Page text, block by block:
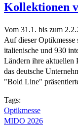
Kollektionen
Vom 31.1. bis zum
Auf dieser Optikmesse
italienische und 930
Ländern ihre aktuellen
das deutsche
"Bold Line"
Tags:
Optikmesse
MIDO 2026